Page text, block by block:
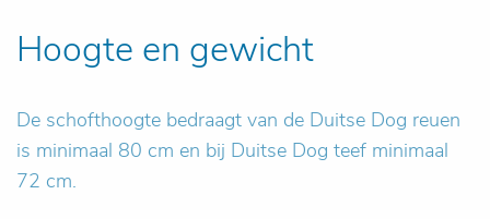
Hoogte en gewicht
De schofthoogte bedraagt van de Duitse Dog reuen
is minimaal 80 cm en bij Duitse Dog teef minimaal
72 cm.